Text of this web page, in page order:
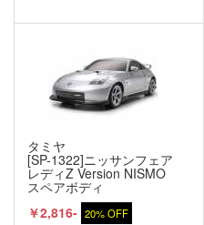
タミヤ
[SP-1322]ニッサンフェア
レディZ Version NISMO
スペアボディ
￥2,816- 20% OFF